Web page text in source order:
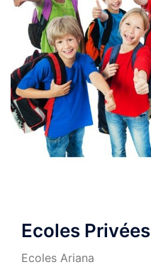
Ecoles Privées
Ecoles Ariana